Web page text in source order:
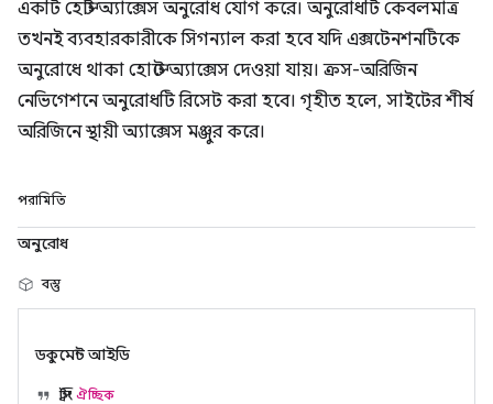
একটি হোস্ট অ্যাক্সেস অনুরোধ যোগ করে। অনুরোধটি কেবলমাত্র
তখনই ব্যবহারকারীকে সিগন্যাল করা হবে যদি এক্সটেনশনটিকে
অনুরোধে থাকা হোস্টে অ্যাক্সেস দেওয়া যায়। ক্রস-অরিজিন
নেভিগেশনে অনুরোধটি রিসেট করা হবে। গৃহীত হলে, সাইটের শীর্ষ
অরিজিনে স্থায়ী অ্যাক্সেস মঞ্জুর করে।
পরামিতি
অনুরোধ
বস্তু
ডকুমেন্ট আইডি
স্ট্রিংঐচ্ছিক